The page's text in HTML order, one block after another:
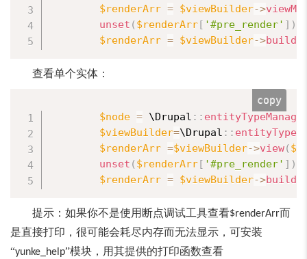
$renderArr = $viewBuilder->
unset ( $renderArr[ '#pre_render' ] )
$renderArr = $viewBuilder->
查看单个实体：
$node = \Drupal : :
$viewBuilder=\Drupal : :
$renderArr =$viewBuilder->view(
unset ( $renderArr[ '#pre_render' ] )
$renderArr = $viewBuilder->build
copy
提示：如果你不是使用断点调试工具查看$renderArr而
是直接打印，很可能会耗尽内存而无法显示，可安装
“yunke_help”模块，用其提供的打印函数查看